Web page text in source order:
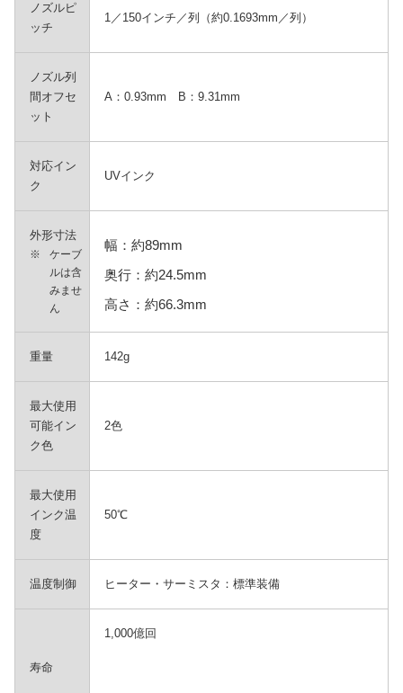
ノズルピ
ッチ
1／150インチ／列（約0.1693mm／列）
ノズル列
間オフセ
ット
A：0.93mm B：9.31mm
対応イン
ク
UVインク
外形寸法
※
ケーブ
ルは含
みませ
ん
幅：約89mm
奥行：約24.5mm
高さ：約66.3mm
重量 142g
最大使用
可能イン
ク色
2色
最大使用
インク温
度
50℃
温度制御 ヒーター・サーミスタ：標準装備
寿命
1,000億回